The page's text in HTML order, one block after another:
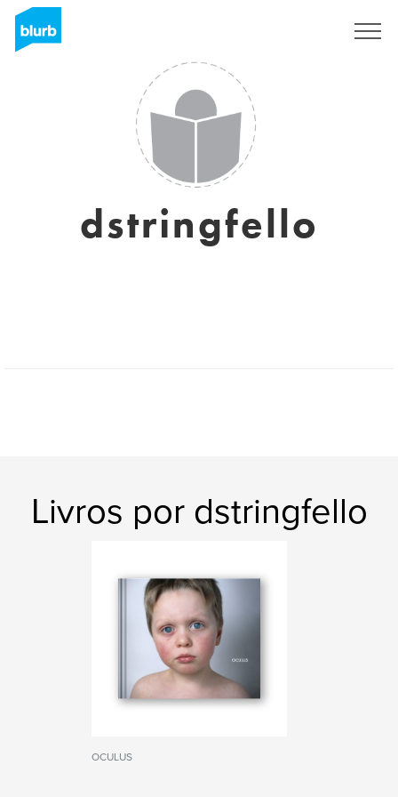
dstringfello
Livros por dstringfello
OCULUS